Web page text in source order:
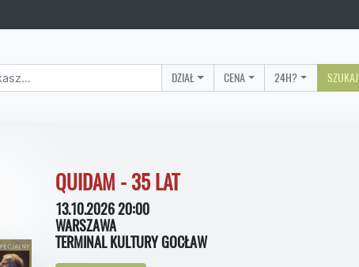
DZIAŁ CENA 24H? SZUKAJ
QUIDAM - 35 LAT
13.10.2026 20:00
WARSZAWA
TERMINAL KULTURY GOCŁAW